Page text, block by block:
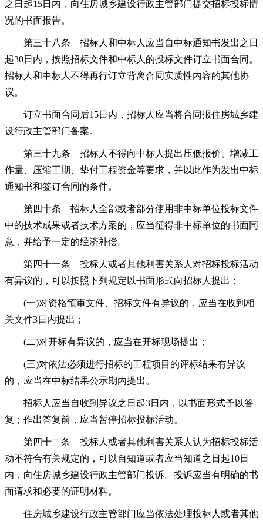
之日起15日内，向住房城乡建设行政主管部门提交招标投标情
况的书面报告。
第三十八条 招标人和中标人应当自中标通知书发出之日
起30日内，按照招标文件和中标人的投标文件订立书面合同。
招标人和中标人不得再行订立背离合同实质性内容的其他协
议。
订立书面合同后15日内，招标人应当将合同报住房城乡建
设行政主管部门备案。
第三十九条 招标人不得向中标人提出压低报价、增减工
作量、压缩工期、垫付工程资金等要求，并以此作为发出中标
通知书和签订合同的条件。
第四十条 招标人全部或者部分使用非中标单位投标文件
中的技术成果或者技术方案的，应当征得非中标单位的书面同
意，并给予一定的经济补偿。
第四十一条 投标人或者其他利害关系人对招标投标活动
有异议的，可以按照下列规定以书面形式向招标人提出：
(一)对资格预审文件、招标文件有异议的，应当在收到相
关文件3日内提出；
(二)对开标有异议的，应当在开标现场提出；
(三)对依法必须进行招标的工程项目的评标结果有异议
的，应当在中标结果公示期内提出。
招标人应当自收到异议之日起3日内，以书面形式予以答
复；作出答复前，应当暂停招标投标活动。
第四十二条 投标人或者其他利害关系人认为招标投标活
动不符合有关规定的，可以自知道或者应当知道之日起10日
内，向住房城乡建设行政主管部门投诉。投诉应当有明确的书
面请求和必要的证明材料。
住房城乡建设行政主管部门应当依法处理投标人或者其他